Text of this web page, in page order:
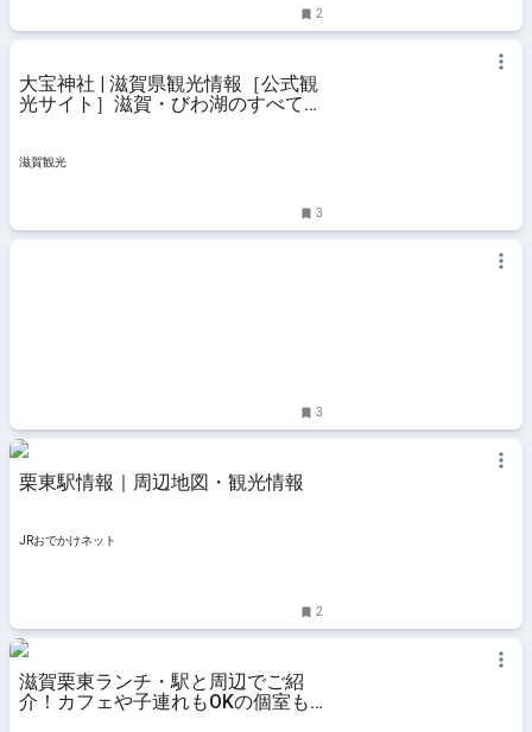
2
大宝神社 | 滋賀県観光情報［公式観
光サイト］滋賀・びわ湖のすべてが
滋賀観光
3
3
栗東駅情報｜周辺地図・観光情報
JRおでかけネット
2
滋賀栗東ランチ・駅と周辺でご紹
介！カフェや子連れもOKの個室も